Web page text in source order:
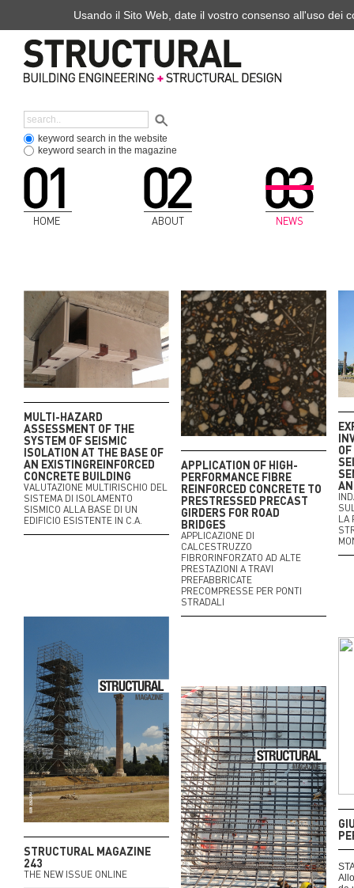
keyword search in the website
keyword search in the magazine
HOME ABOUT NEWS
MULTI-HAZARD
ASSESSMENT OF THE
SYSTEM OF SEISMIC
ISOLATION AT THE BASE OF
AN EXISTINGREINFORCED
CONCRETE BUILDING
VALUTAZIONE MULTIRISCHIO DEL
SISTEMA DI ISOLAMENTO
SISMICO ALLA BASE DI UN
EDIFICIO ESISTENTE IN C.A.
APPLICATION OF HIGH-
PERFORMANCE FIBRE
REINFORCED CONCRETE TO
PRESTRESSED PRECAST
GIRDERS FOR ROAD
BRIDGES
APPLICAZIONE DI
CALCESTRUZZO
FIBRORINFORZATO AD ALTE
PRESTAZIONI A TRAVI
PREFABBRICATE
PRECOMPRESSE PER PONTI
STRADALI
LA
STRUCTURAL MAGAZINE
243
THE NEW ISSUE ONLINE
Usando il Sito Web, date il vostro consenso all'uso